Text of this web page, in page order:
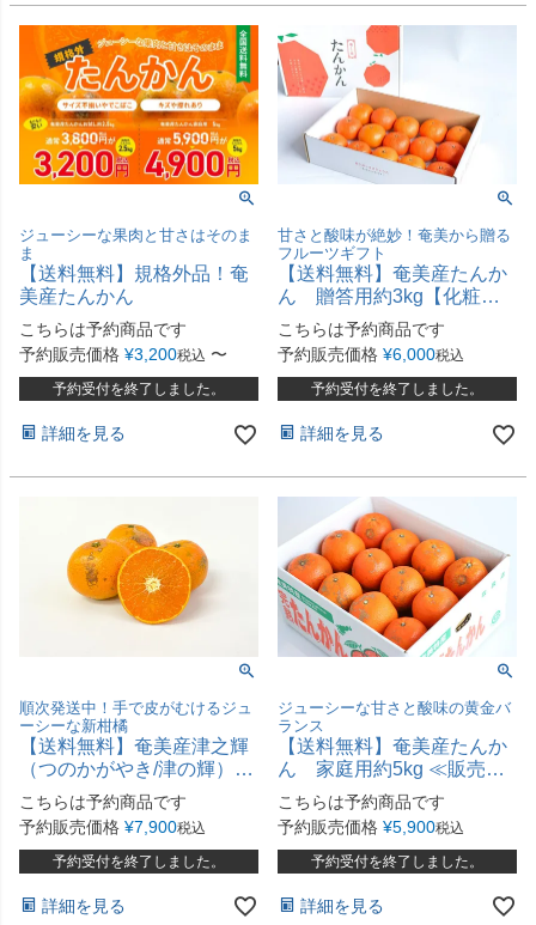
ジューシーな果肉と甘さはそのま
ま
【送料無料】規格外品！奄
美産たんかん
こちらは予約商品です
予約販売価格 ¥3,200税込 〜
予約受付を終了しました。
詳細を見る
甘さと酸味が絶妙！奄美から贈る
フルーツギフト
【送料無料】奄美産たんか
ん 贈答用約3kg【化粧箱
入】≪2026年2－3月発送≫
こちらは予約商品です
予約販売価格 ¥6,000税込
予約受付を終了しました。
詳細を見る
順次発送中！手で皮がむけるジュ
ーシーな新柑橘
【送料無料】奄美産津之輝
（つのかがやき/津の輝）家
庭用約5kg
こちらは予約商品です
予約販売価格 ¥7,900税込
予約受付を終了しました。
詳細を見る
ジューシーな甘さと酸味の黄金バ
ランス
【送料無料】奄美産たんか
ん 家庭用約5kg ≪販売期
間延長≫
こちらは予約商品です
予約販売価格 ¥5,900税込
予約受付を終了しました。
詳細を見る